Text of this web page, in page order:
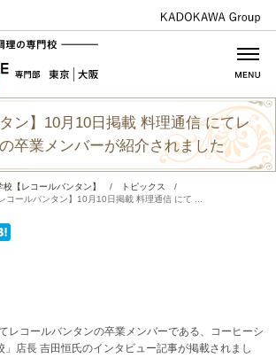
ン】10月10日掲載 料理通信 にてレ
卒業メンバーが紹介されました
【レコールバンタン】 / トピックス
/
レコールバンタン】10月10日掲載 料理通信 にて ...
レコールバンタンの卒業メンバーである、コーヒーシ
」店長 吉田恒氏のインタビュー記事が掲載されまし